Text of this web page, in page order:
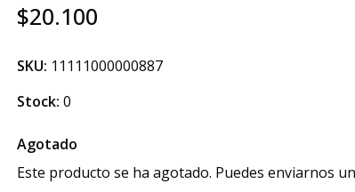
$20.100
SKU: 11111000000887
Stock: 0
Agotado
Este producto se ha agotado. Puedes enviarnos